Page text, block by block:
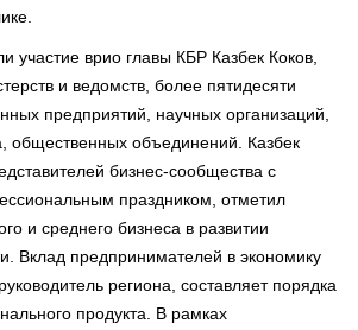
участие врио главы КБР Казбек Коков,
и ведомств, более пятидесяти
предприятий, научных организаций,
общественных объединений. Казбек
бизнес-сообщества с
праздником, отметил
и среднего бизнеса в развитии
Вклад предпринимателей в экономику
региона, составляет порядка
продукта. В рамках